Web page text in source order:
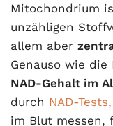
Mitochondrium
unzähligen
allem aber
Genauso wie
NAD-Gehalt im
durch NAD-Tests,
im Blut messen,